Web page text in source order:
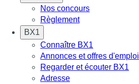
Nos concours
Règlement
BX1
Connaître BX1
Annonces et offres d'emploi
Regarder et écouter BX1
Adresse